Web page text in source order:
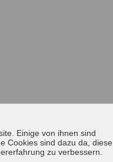
Einige von ihnen sind
Cookies sind dazu da, diese
zu verbessern.